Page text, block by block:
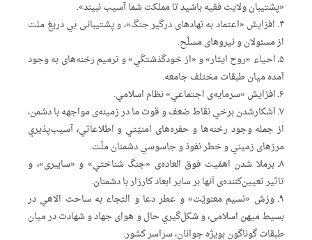
«پشتیبان ولایت فقیه باشید تا مملکت شما آسیب نبیند».
۴ـ افزایش «اعتماد به نهادهای درگیر جنگ»، و پشتیبانی بي دریغ ملت
از مسئولان و نیروهای مسلّح.
۵ـ احیاء «روح ایثار» و «از خودگذشتگي» و ترمیم رخنه‌های به وجود
آمده میان طبقات مختلف جامعه.
۶ـ افزایش «سرمایه‌ی اجتماعي» نظام اسلامي.
۷ـ آشکارشدن برخي نقاط ضعف و قوت ما در زمینه‌ی مواجهه با دشمن،
از جمله وجود رخنه‌ها و حفره‌های امنیّتي و اطلاعاتي، آسیب‌پذیري
مرزهای زمیني و خطر نفوذ و جاسوسي دشمنان ملّت.
۸ـ برملا شدن اهمّیت فوق العاده‌ی «جنگ شناختي» و «سایبری»، و
تاثیر تعیین‌کننده‌ی آنها بر سایر ابعاد کارزار با دشمنان.
۹ـ وزش «نسیم معنویّت» و عطر دعا و التجاء به ساحت الاهي در
بسیط میهن اسلامی، و شکل‌گیري حال و هوای جهاد و شهادت در میان
طبقات گوناگون بویژه جوانان، سراسر کشور.